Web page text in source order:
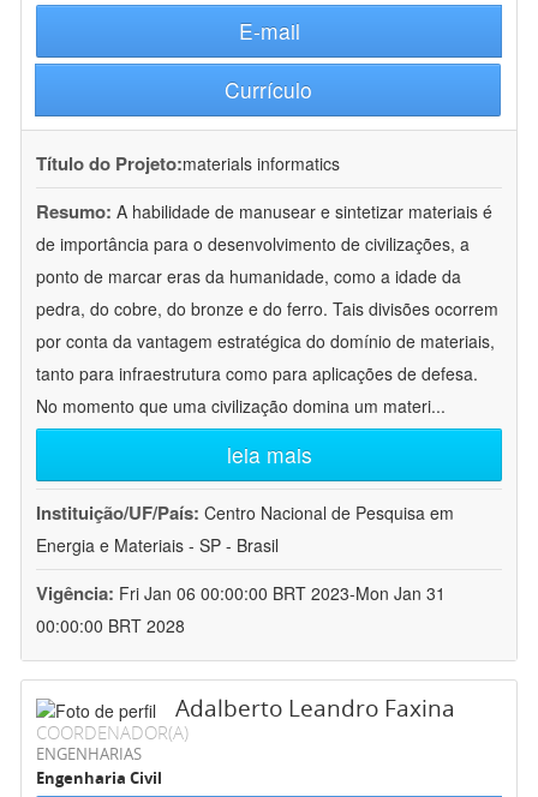
E-mail
Currículo
Título do Projeto:materials informatics
Resumo: A habilidade de manusear e sintetizar materiais é
de importância para o desenvolvimento de civilizações, a
ponto de marcar eras da humanidade, como a idade da
pedra, do cobre, do bronze e do ferro. Tais divisões ocorrem
por conta da vantagem estratégica do domínio de materiais,
tanto para infraestrutura como para aplicações de defesa.
No momento que uma civilização domina um materi...
leia mais
Instituição/UF/País: Centro Nacional de Pesquisa em
Energia e Materiais - SP - Brasil
Vigência: Fri Jan 06 00:00:00 BRT 2023-Mon Jan 31
00:00:00 BRT 2028
Adalberto Leandro Faxina
COORDENADOR(A)
ENGENHARIAS
Engenharia Civil